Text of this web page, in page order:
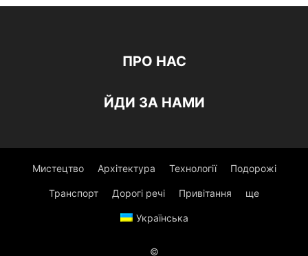
ПРО НАС
ЙДИ ЗА НАМИ
Мистецтво Архітектура Технології Подорожі
Транспорт Дорогі речі Привітання ще
Українська
©